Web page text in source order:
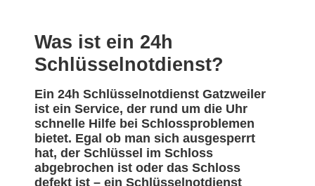
Was ist ein 24h
Schlüsselnotdienst?
Ein 24h Schlüsselnotdienst Gatzweiler
ist ein Service, der rund um die Uhr
schnelle Hilfe bei Schlossproblemen
bietet. Egal ob man sich ausgesperrt
hat, der Schlüssel im Schloss
abgebrochen ist oder das Schloss
defekt ist – ein Schlüsselnotdienst